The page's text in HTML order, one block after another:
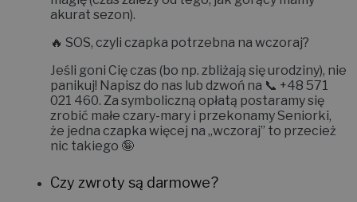
akurat sezon).
🔥 SOS, czyli czapka potrzebna na wczoraj?
Jeśli goni Cię czas (bo np. zbliżają się urodziny), nie
panikuj! Napisz do nas lub dzwoń na 📞 +48 571
021 460. Za symboliczną opłatą postaramy się
zrobić małe czary-mary i przekonamy Seniorki,
że jedna czapka więcej na „wczoraj” to przecież
nic takiego 🤪
Czy zwroty są darmowe?